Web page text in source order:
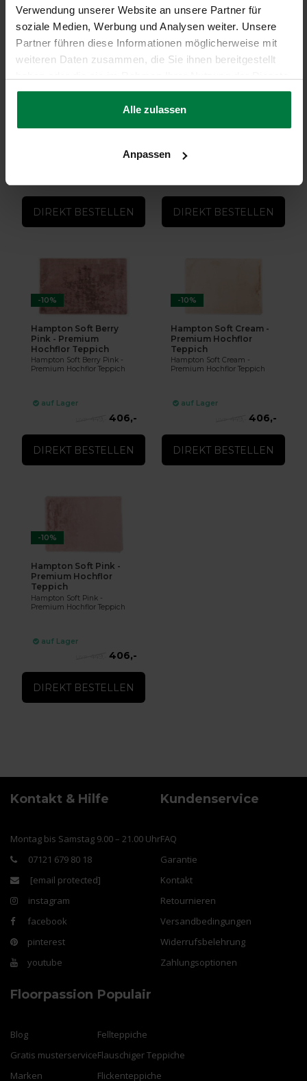
Verwendung unserer Website an unsere Partner für
soziale Medien, Werbung und Analysen weiter. Unsere
Partner führen diese Informationen möglicherweise mit
weiteren Daten zusammen, die Sie ihnen bereitgestellt
gesammelt haben.
Alle zulassen
Anpassen
Hampton Mauve Grey -
DIREKT BESTELLEN
Premium Hochflor
DIREKT BESTELLEN
-10%
Hampton Soft Berry
Pink - Premium
Hochflor Teppich
Hampton Soft Berry Pink -
Premium Hochflor Teppich
auf Lager
406,-
DIREKT BESTELLEN
-10%
Hampton Soft Cream -
Premium Hochflor
Teppich
Hampton Soft Cream -
Premium Hochflor Teppich
auf Lager
406,-
DIREKT BESTELLEN
-10%
Hampton Soft Pink -
Premium Hochflor
Teppich
Hampton Soft Pink -
Premium Hochflor Teppich
auf Lager
406,-
DIREKT BESTELLEN
Kontakt & Hilfe
Montag bis Samstag 9.00 – 21.00 Uhr
07121 679 80 18
[email protected]
instagram
facebook
pinterest
youtube
Kundenservice
FAQ
Garantie
Kontakt
Retournieren
Versandbedingungen
Widerrufsbelehrung
Zahlungsoptionen
Floorpassion
Blog
Gratis musterservice
Marken
Populair
Fellteppiche
Flauschiger Teppiche
Flickenteppiche